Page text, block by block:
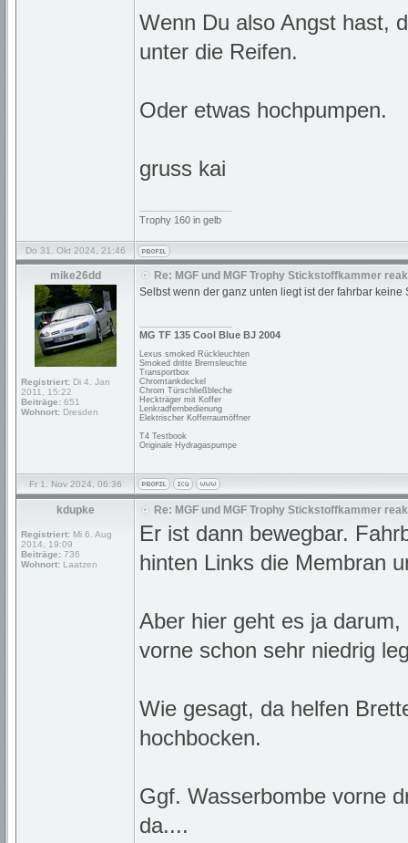
Wenn Du also Angst hast,
unter die Reifen.
Oder etwas hochpumpen.
gruss kai
Trophy 160 in gelb
Do 31. Okt 2024, 21:46
mike26dd
Registriert: Di 4. Jan
2011, 15:22
Beiträge: 651
Wohnort: Dresden
Re: MGF und MGF Trophy Stickstoffkammer
Selbst wenn der ganz unten liegt ist der fahrbar keine
MG TF 135 Cool Blue BJ 2004
Lexus smoked Rückleuchten
Smoked dritte Bremsleuchte
Transportbox
Chromtankdeckel
Chrom Türschließbleche
Heckträger mit Koffer
Lenkradfernbedienung
Elektrischer Kofferraumöffner
T4 Testbook
Originale Hydragaspumpe
Fr 1. Nov 2024, 06:36
kdupke
Registriert: Mi 6. Aug
2014, 19:09
Beiträge: 736
Wohnort: Laatzen
Re: MGF und MGF Trophy Stickstoffkammer
Er ist dann bewegbar.
hinten Links die Membran
Aber hier geht es ja
vorne schon sehr niedrig
Wie gesagt, da helfen
hochbocken.
Ggf. Wasserbombe vorne
da....